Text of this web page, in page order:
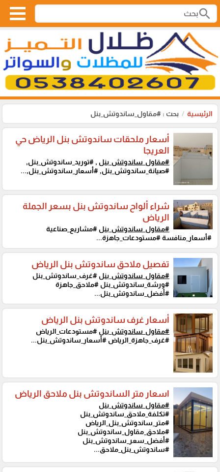
search
الرئيسية بحث : #مقاول_ساندوتش_بنل
أسعار ملحقات ساندوتش بنل الرياض حي
العريجا
#مقاول_ساندوتش_بنل , #توريد_ساندوتش_بنل,
#صيانة_ساندوتش_بنل, #أسعار_ساندوتش_بنل,...
شراء ألواح ساندوتش بنل بسعر الجملة
الرياض
#مقاول_ساندوتش_بنل #مشاريع_صناعية
#أسعار_منافسة #مستودعات_جاهزة...
تفصيل ملاحق ساندوتش بنل الرياض
#مقاول_ساندوتش_بنل #غرف_ساندوتش_بنل
#ورشة_ساندوتش_بنل #ملاحق_جاهزة
#أفضل_ساندوتش_بنل...
أسعار غرف ساندوتش بنل الرياض
#مقاول_ساندوتش_بنل #مستودعات_الرياض
#غرف_جاهزة_الرياض #أسعار_ساندوتش_بنل...
اسعار متر الساندوتش بنل ملاحق الرياض
#مقاول_ساندوتش_بنل
#تكلفة_ملاحق_ساندوتش_بنل
#متر_ساندوتش_بنل_الرياض
#ملاحق_مقاول_ساندوتش_بنل
#أفضل_سعر_ساندوتش_بنل
#ساندوتش_بنل_ملاحق...